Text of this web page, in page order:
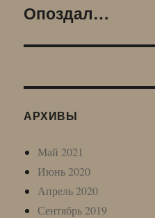
Следующая
Опоздал…
АРХИВЫ
Май 2021
Июнь 2020
Апрель 2020
Сентябрь 2019